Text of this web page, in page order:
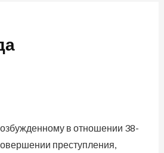
в отношении 38-
преступления,